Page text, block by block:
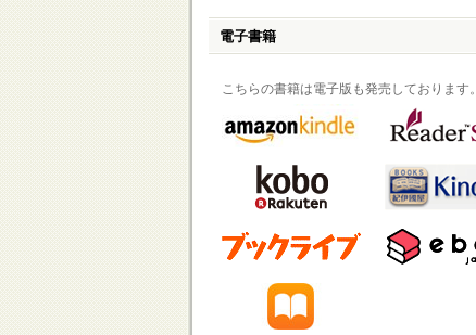
電子書籍
こちらの書籍は電子版も発売しております。